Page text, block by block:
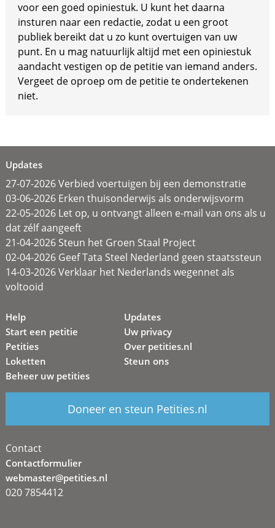
voor een goed opiniestuk. U kunt het daarna
insturen naar een redactie, zodat u een groot
publiek bereikt dat u zo kunt overtuigen van uw
punt. En u mag natuurlijk altijd met een opiniestuk
aandacht vestigen op de petitie van iemand anders.
Vergeet de oproep om de petitie te ondertekenen
niet.
Updates
27-07-2026 Verbied voertuigen bij een demonstratie
03-06-2026 Erken thuisonderwijs als onderwijsvorm
22-05-2026 Let op, u ontvangt alleen e-mail van ons als u
dat zélf aangeeft
21-04-2026 Steun het Groen Staal Project
02-04-2026 Geef Tata Steel Nederland geen staatssteun
14-03-2026 Verklaar het Nederlands wegennet als
voltooid
Help
Start een petitie
Petities
Loketten
Beheer uw petities
Updates
Uw privacy
Over petities.nl
Steun ons
Doneer en steun Petities.nl
Contact
Contactformulier
webmaster@petities.nl
020 7854412